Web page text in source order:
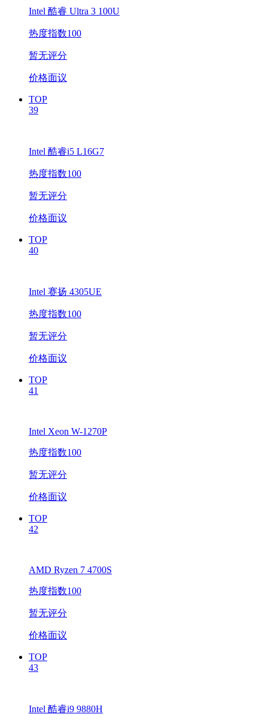
Intel 酷睿 Ultra 3 100U
热度指数100
暂无评分
价格面议
TOP
39
Intel 酷睿i5 L16G7
热度指数100
暂无评分
价格面议
TOP
40
Intel 赛扬 4305UE
热度指数100
暂无评分
价格面议
TOP
41
Intel Xeon W-1270P
热度指数100
暂无评分
价格面议
TOP
42
AMD Ryzen 7 4700S
热度指数100
暂无评分
价格面议
TOP
43
Intel 酷睿i9 9880H